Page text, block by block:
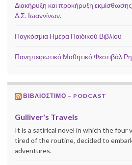
Διακήρυξη και προκήρυξη
Δ.Σ. Ιωαννίνων.
Παγκόσμια Ημέρα Παιδικού Βιβλίου
Πανηπειρωτικό Μαθητικό Φεστιβάλ
ΒΙΒΛΙΟΣΤΙΜΟ – PODCAST
Gulliver's Travels
It is a satirical novel in which the four
tired of the routine, decided to
adventures.